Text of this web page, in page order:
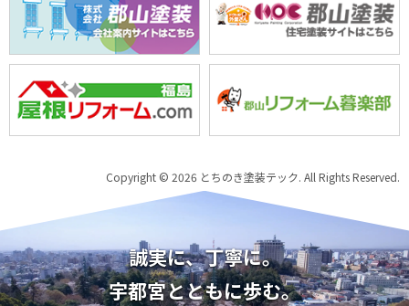
Copyright © 2026 とちのき塗装テック. All Rights Reserved.
誠実に、丁寧に。
宇都宮とともに歩む。